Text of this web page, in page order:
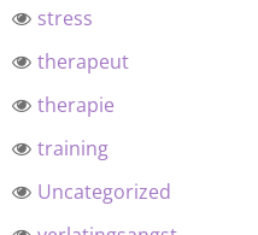
stress
therapeut
therapie
training
Uncategorized